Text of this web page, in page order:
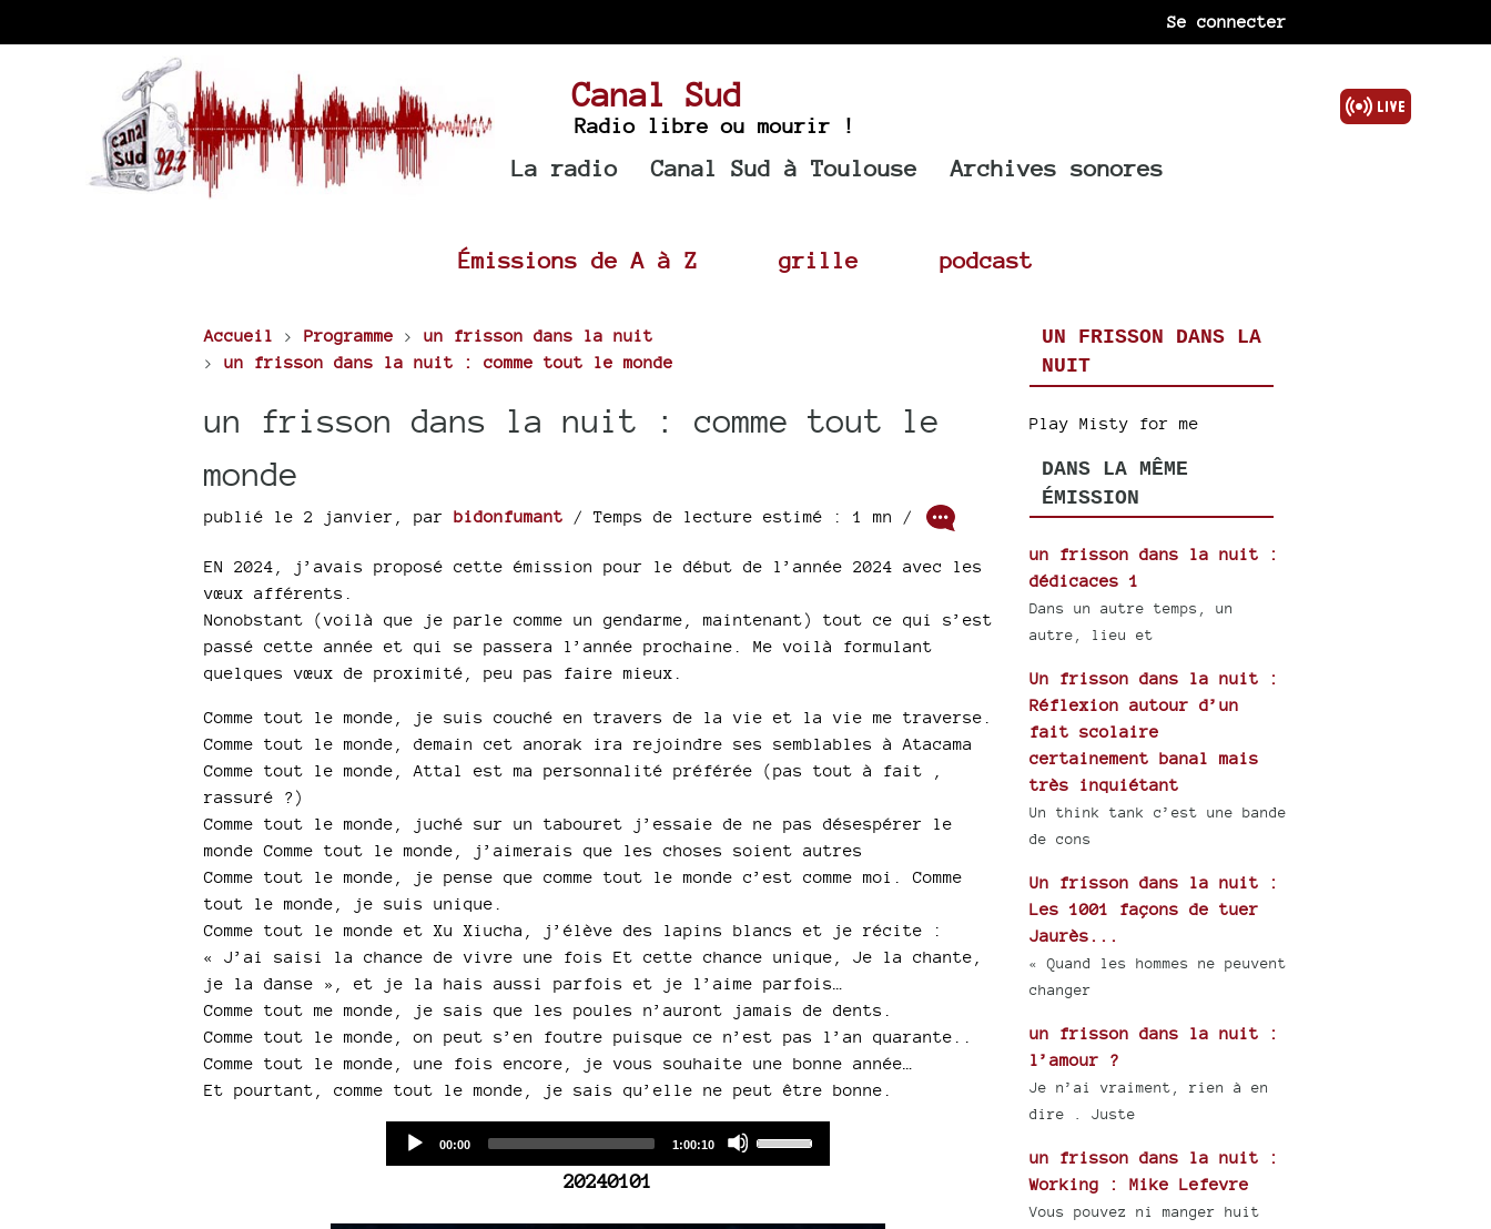
Se connecter
Canal Sud
Radio libre ou mourir !
La radio Canal Sud à Toulouse Archives sonores
Émissions de A à Z grille podcast
Accueil > Programme > un frisson dans la nuit
> un frisson dans la nuit : comme tout le monde
un frisson dans la nuit : comme tout le
monde
publié le 2 janvier par bidonfumant / Temps de lecture estimé : 1 mn /
EN 2024, j’avais proposé cette émission pour le début de l’année 2024 avec les
vœux afférents.
Nonobstant (voilà que je parle comme un gendarme, maintenant) tout ce qui s’est
passé cette année et qui se passera l’année prochaine. Me voilà formulant
quelques vœux de proximité, peu pas faire mieux.
Comme tout le monde, je suis couché en travers de la vie et la vie me traverse.
Comme tout le monde, demain cet anorak ira rejoindre ses semblables à Atacama
Comme tout le monde, Attal est ma personnalité préférée (pas tout à fait ,
rassuré ?)
Comme tout le monde, juché sur un tabouret j’essaie de ne pas désespérer le
monde Comme tout le monde, j’aimerais que les choses soient autres
Comme tout le monde, je pense que comme tout le monde c’est comme moi. Comme
tout le monde, je suis unique.
Comme tout le monde et Xu Xiucha, j’élève des lapins blancs et je récite :
« J’ai saisi la chance de vivre une fois Et cette chance unique, Je la chante,
je la danse », et je la hais aussi parfois et je l’aime parfois…
Comme tout me monde, je sais que les poules n’auront jamais de dents.
Comme tout le monde, on peut s’en foutre puisque ce n’est pas l’an quarante..
Comme tout le monde, une fois encore, je vous souhaite une bonne année…
Et pourtant, comme tout le monde, je sais qu’elle ne peut être bonne.
Current
00:00
Total
1:00:10
20240101
UN FRISSON DANS LA
NUIT
Play Misty for me
DANS LA MÊME
ÉMISSION
un frisson dans la nuit :
dédicaces 1
Dans un autre temps, un
autre, lieu et
Un frisson dans la nuit :
Réflexion autour d’un
fait scolaire
certainement banal mais
très inquiétant
Un think tank c’est une bande
de cons
Un frisson dans la nuit :
Les 1001 façons de tuer
Jaurès...
« Quand les hommes ne peuvent
changer
un frisson dans la nuit :
l’amour ?
Je n’ai vraiment, rien à en
dire . Juste
un frisson dans la nuit :
Working : Mike Lefevre
Vous pouvez ni manger huit